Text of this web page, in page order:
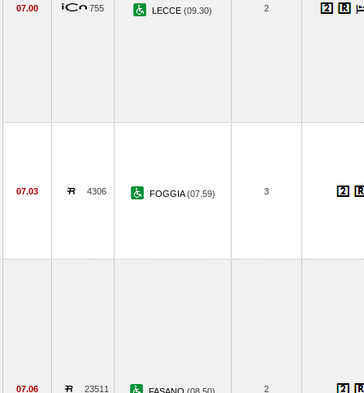
07.00 755 LECCE (09.30) 2
07.03 4306 FOGGIA(07.59) 3
07.06 23511 2